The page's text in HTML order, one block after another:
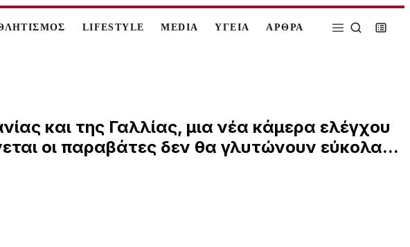
LIFESTYLE MEDIA ΥΓΕΙΑ ΑΡΘΡΑ
και της Γαλλίας, μια νέα κάμερα ελέγχου
οι παραβάτες δεν θα γλυτώνουν εύκολα...